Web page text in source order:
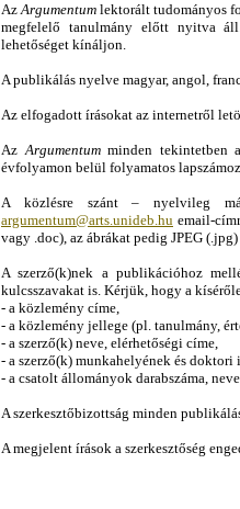
AzArgumentum lektorált tudományos
megfelelő tanulmány előtt nyitva
lehetőséget kínáljon.
A publikálás nyelve magyar, angol,
Az elfogadott írásokat az internetről
AzArgumentumminden tekintetben
évfolyamon belül folyamatos
A közlésre szánt – nyelvileg
argumentum@arts.unideb.hu email-
vagy .doc), az ábrákat pedig JPEG
A szerző(k)nek a publikációhoz
kulcsszavakat is. Kérjük, hogy a
- a közlemény címe,
- a közlemény jellege (pl. tanulmány,
- a szerző(k) neve, elérhetőségi címe,
- a szerző(k) munkahelyének és doktori
- a csatolt állományok darabszáma,
A szerkesztőbizottság minden
A megjelent írások a szerkesztőség